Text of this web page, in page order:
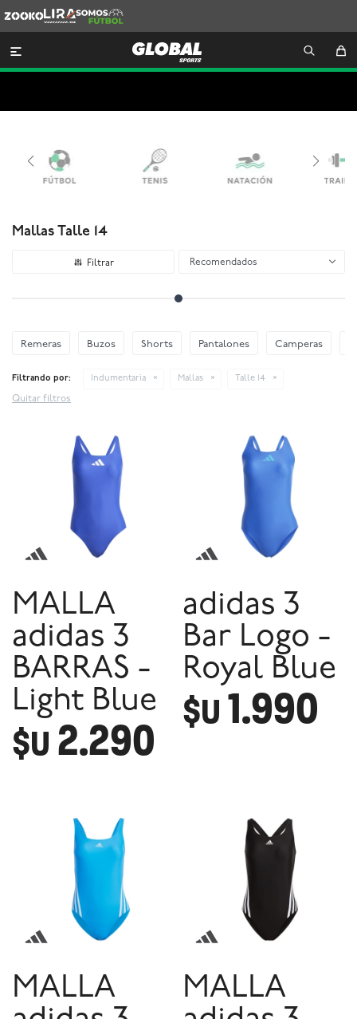
Lira
Somos
Futbol

Mallas Talle 14
Recomendados
Remeras Buzos Shorts Pantalones Camperas
Filtrando por: Indumentaria Mallas Talle 14
Quitar filtros
MALLA
adidas 3
BARRAS -
Light Blue
$U 2.290
adidas 3
Bar Logo -
Royal Blue
$U 1.990
MALLA
MALLA